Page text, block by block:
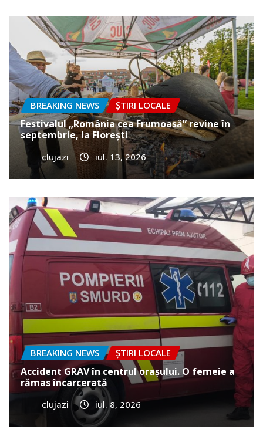
BREAKING NEWS ȘTIRI LOCALE
Festivalul „România cea Frumoasă” revine în
septembrie, la Florești
clujazi iul. 13, 2026
BREAKING NEWS ȘTIRI LOCALE
Accident GRAV în centrul orașului. O femeie a
rămas încarcerată
clujazi iul. 8, 2026